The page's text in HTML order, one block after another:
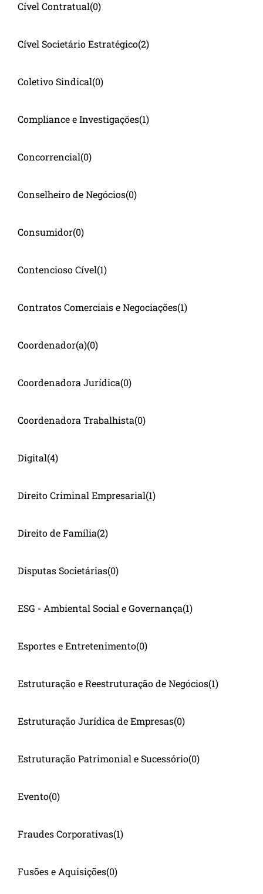
Cível Contratual(0)
Cível Societário Estratégico(2)
Coletivo Sindical(0)
Compliance e Investigações(1)
Concorrencial(0)
Conselheiro de Negócios(0)
Consumidor(0)
Contencioso Cível(1)
Contratos Comerciais e Negociações(1)
Coordenador(a)(0)
Coordenadora Jurídica(0)
Coordenadora Trabalhista(0)
Digital(4)
Direito Criminal Empresarial(1)
Direito de Família(2)
Disputas Societárias(0)
ESG - Ambiental Social e Governança(1)
Esportes e Entretenimento(0)
Estruturação e Reestruturação de Negócios(1)
Estruturação Jurídica de Empresas(0)
Estruturação Patrimonial e Sucessório(0)
Evento(0)
Fraudes Corporativas(1)
Fusões e Aquisições(0)